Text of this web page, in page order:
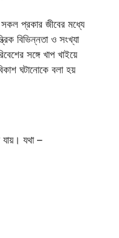
সকল প্রকার জীবের মধ্যে
বিভিন্নতা ও সংখ্যা
সঙ্গে খাপ খাইয়ে
ঘটানোকে বলা হয়
যায়। যথা –